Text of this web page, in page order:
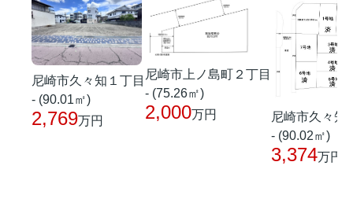
尼崎市久々知１丁目
- (90.01㎡)
2,769万円
尼崎市上ノ島町２丁目
- (75.26㎡)
2,000万円
尼崎市久々知
- (90.02㎡)
3,374万円